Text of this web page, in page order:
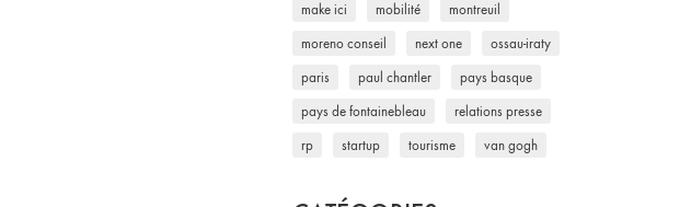
make ici mobilité montreuil
moreno conseil next one ossau-iraty
paris paul chantler pays basque
pays de fontainebleau relations presse
rp startup tourisme van gogh